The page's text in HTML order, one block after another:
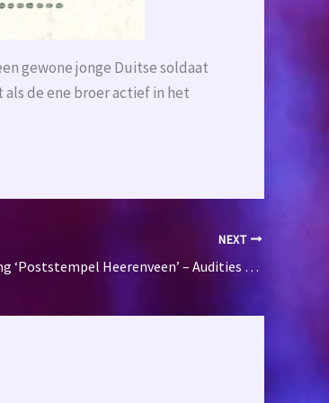
gewone jonge Duitse soldaat
de ene broer actief in het
NEXT
Nieuwe 4-mei voorstelling ‘Poststempel Heerenveen’ – Audities en Informatie